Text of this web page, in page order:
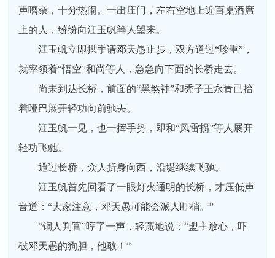
声嘈杂，十分热闹。一出庄门，左右空地上近百桌酒席
上的人，纷纷向江玉帆等人望来。
江玉帆立即拱手请邓天愚止步，双方道过“珍重”，
就率领着“悟空”和尚等人，急急向下面的长桥走去。
尚未到达长桥，前面的“黑煞神”和秃子王永青已抬
着哑巴展开轻功向前驰去。
江玉帆一见，也一挥手势，即和“风雷拐”等人展开
轻功飞驰。
通过长桥，众人折身向西，沿堤继续飞驰。
江玉帆首先回看了一眼灯火通明的长桥，才压低声
音道：“大家注意，邓天愚可能会派人盯梢。”
“铜人判官”哼了一声，轻蔑地说：“盟主放心，吓
破邓天愚的狗胆，他敢！”